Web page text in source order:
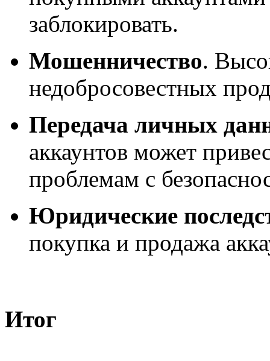
заблокировать.
Мошенничество.
недобросовестных
Передача личных
аккаунтов может
проблемам с
Юридические
покупка и продажа
Итог